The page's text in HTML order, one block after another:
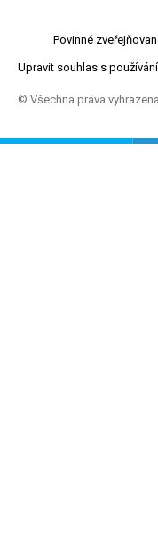
Povinné
Upravit souhlas s
© Všechna práva